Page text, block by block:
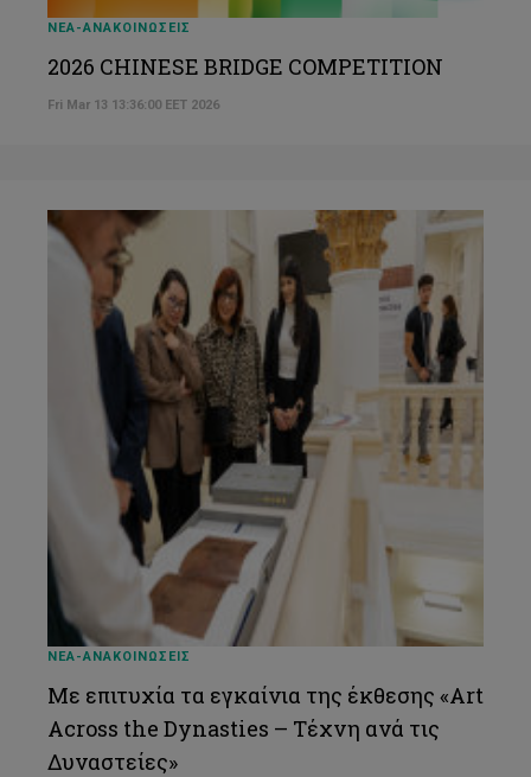
ΝΕΑ-ΑΝΑΚΟΙΝΩΣΕΙΣ
2026 CHINESE BRIDGE COMPETITION
Fri Mar 13 13:36:00 EET 2026
ΝΕΑ-ΑΝΑΚΟΙΝΩΣΕΙΣ
Με επιτυχία τα εγκαίνια της έκθεσης «Art
Across the Dynasties – Τέχνη ανά τις
Δυναστείες»